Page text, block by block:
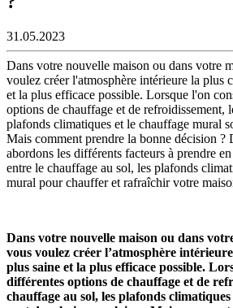
31.05.2023
Dans votre nouvelle maison ou dans votre
voulez créer l'atmosphère intérieure la plus
et la plus efficace possible. Lorsque l'on
options de chauffage et de refroidissement,
plafonds climatiques et le chauffage mural
Mais comment prendre la bonne décision ?
abordons les différents facteurs à prendre
entre le chauffage au sol, les plafonds
mural pour chauffer et rafraîchir votre
Dans votre nouvelle maison ou dans
vous voulez créer l’atmosphère
plus saine et la plus efficace possible.
différentes options de chauffage et de
chauffage au sol, les plafonds